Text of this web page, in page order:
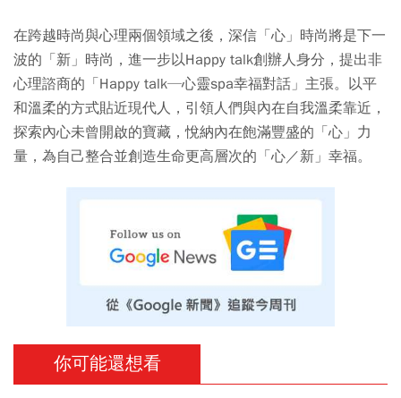
在跨越時尚與心理兩個領域之後，深信「心」時尚將是下一
波的「新」時尚，進一步以Happy talk創辦人身分，提出非
心理諮商的「Happy talk─心靈spa幸福對話」主張。以平
和溫柔的方式貼近現代人，引領人們與內在自我溫柔靠近，
探索內心未曾開啟的寶藏，悅納內在飽滿豐盛的「心」力
量，為自己整合並創造生命更高層次的「心／新」幸福。
你可能還想看